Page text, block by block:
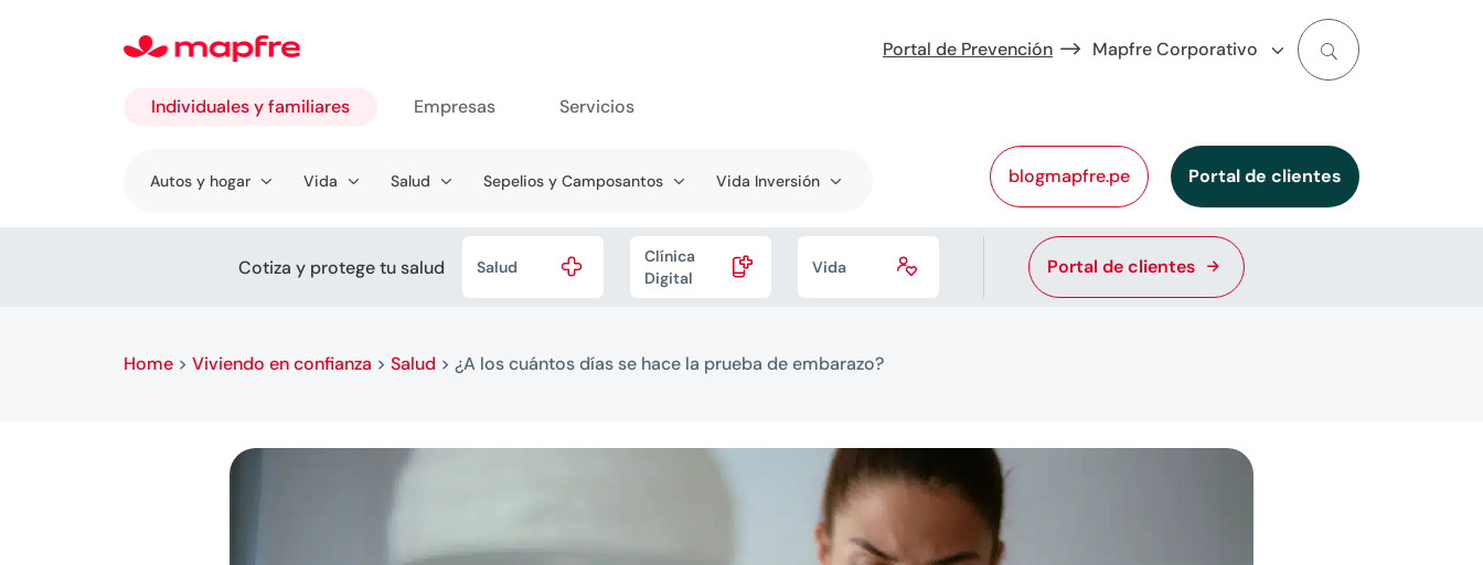
Portal de Prevención Mapfre Corporativo
blogmapfre.pe Portal de clientes
Individuales y familiares
Ir a
Autos y hogar Vida Salud Sepelios y Camposantos Vida Inversión
Empresas Servicios
Cotiza y protege tu salud 
Salud 
Clínica
Digital

Vida Portal de clientes
Home > Viviendo en confianza > Salud > ¿A los cuántos días se hace la prueba de embarazo?